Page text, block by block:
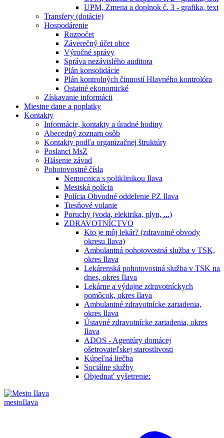
UPM, Zmena a doplnok č. 3 - grafika, text
Transfery (dotácie)
Hospodárenie
Rozpočet
Záverečný účet obce
Výročné správy
Správa nezávislého auditora
Plán konsolidácie
Plán kontrolných činností Hlavného kontrolóra
Ostatné ekonomické
Získavanie informácii
Miestne dane a poplatky
Kontakty
Informácie, kontakty a úradné hodiny
Abecedný zoznam osôb
Kontakty podľa organizačnej štruktúry
Poslanci MsZ
Hlásenie závad
Pohotovostné čísla
Nemocnica s poliklinikou Ilava
Mestská polícia
Polícia Obvodné oddelenie PZ Ilava
Tiesňové volanie
Poruchy (voda, elektrika, plyn, ...)
ZDRAVOTNÍCTVO
Kto je môj lekár? (zdravotné obvody
okresu Ilava)
Ambulantná pohotovostná služba v TSK,
okres Ilava
Lekárenská pohotovostná služba v TSK na
dnes, okres Ilava
Lekárne a výdajne zdravotníckych
pomôcok, okres Ilava
Ambulantné zdravotnícke zariadenia,
okres Ilava
Ústavné zdravotnícke zariadenia, okres
Ilava
ADOS - Agentúry domácej
ošetrovateľskej starostlivosti
Kúpeľná liečba
Sociálne služby
Objednať vyšetrenie:
mestoIlava